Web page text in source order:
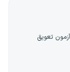
تعویق